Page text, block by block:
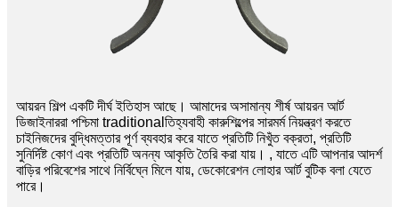
আয়রন শিল্প একটি দীর্ঘ ইতিহাস আছে। আমাদের অসামান্য শীর্ষ আয়রন আর্ট
ডিজাইনাররা পশ্চিমা traditionalতিহ্যবাহী কারুশিল্পের সারমর্ম নিয়ন্ত্রণ করতে
চাইনিজদের বুদ্ধিমত্তার পূর্ণ ব্যবহার করে যাতে প্রতিটি নিখুঁত বক্রতা, প্রতিটি
সুনির্দিষ্ট কোণ এবং প্রতিটি অনন্য আকৃতি তৈরি করা যায়। , যাতে এটি আপনার আদর্শ
বাড়ির পরিবেশের সাথে নির্বিঘ্নে মিলে যায়, ডেকোরেশন লোহার আর্ট বুটিক বলা যেতে
পারে।